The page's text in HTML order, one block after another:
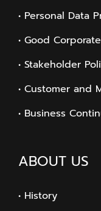
• Personal Data
• Good
• Stakeholder
• Customer and
• Business
ABOUT US
• History